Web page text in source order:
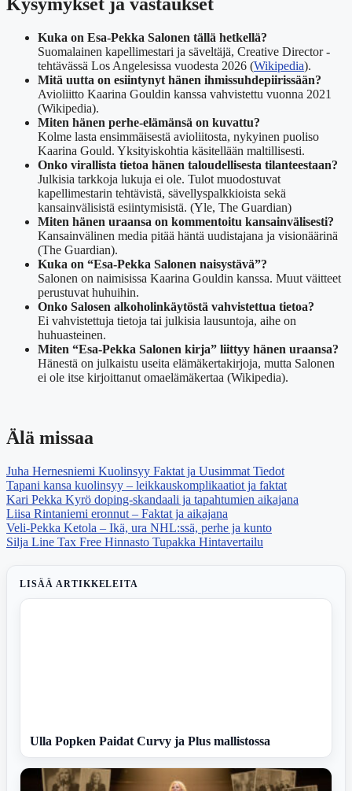
Kysymykset ja vastaukset
Kuka on Esa-Pekka Salonen tällä hetkellä?
Suomalainen kapellimestari ja säveltäjä, Creative Director -
tehtävässä Los Angelesissa vuodesta 2026 (Wikipedia).
Mitä uutta on esiintynyt hänen ihmissuhdepiirissään?
Avioliitto Kaarina Gouldin kanssa vahvistettu vuonna 2021
(Wikipedia).
Miten hänen perhe-elämänsä on kuvattu?
Kolme lasta ensimmäisestä avioliitosta, nykyinen puoliso
Kaarina Gould. Yksityiskohtia käsitellään maltillisesti.
Onko virallista tietoa hänen taloudellisesta tilanteestaan?
Julkisia tarkkoja lukuja ei ole. Tulot muodostuvat
kapellimestarin tehtävistä, sävellyspalkkioista sekä
kansainvälisistä esiintymisistä. (Yle, The Guardian)
Miten hänen uraansa on kommentoitu kansainvälisesti?
Kansainvälinen media pitää häntä uudistajana ja visionäärinä
(The Guardian).
Kuka on “Esa-Pekka Salonen naisystävä”?
Salonen on naimisissa Kaarina Gouldin kanssa. Muut väitteet
perustuvat huhuihin.
Onko Salosen alkoholinkäytöstä vahvistettua tietoa?
Ei vahvistettuja tietoja tai julkisia lausuntoja, aihe on
huhuasteinen.
Miten “Esa-Pekka Salonen kirja” liittyy hänen uraansa?
Hänestä on julkaistu useita elämäkertakirjoja, mutta Salonen
ei ole itse kirjoittanut omaelämäkertaa (Wikipedia).
Älä missaa
Juha Hernesniemi Kuolinsyy Faktat ja Uusimmat Tiedot
Tapani kansa kuolinsyy – leikkauskomplikaatiot ja faktat
Kari Pekka Kyrö doping-skandaali ja tapahtumien aikajana
Liisa Rintaniemi eronnut – Faktat ja aikajana
Veli-Pekka Ketola – Ikä, ura NHL:ssä, perhe ja kunto
Silja Line Tax Free Hinnasto Tupakka Hintavertailu
LISÄÄ ARTIKKELEITA
Ulla Popken Paidat Curvy ja Plus mallistossa